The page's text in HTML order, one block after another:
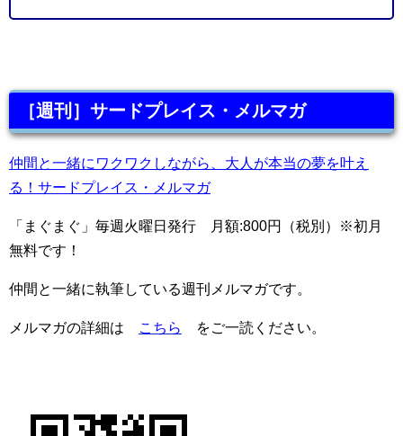
［週刊］サードプレイス・メルマガ
仲間と一緒にワクワクしながら、大人が本当の夢を叶え
る！サードプレイス・メルマガ
「まぐまぐ」毎週火曜日発行 月額:800円（税別）※初月
無料です！
仲間と一緒に執筆している週刊メルマガです。
メルマガの詳細は こちら をご一読ください。